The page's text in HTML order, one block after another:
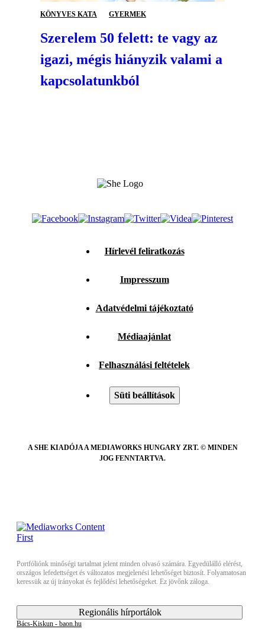
KÖNYVES KATA GYERMEK
Szerelem 50 felett: te vagy az
igazi, mégis hiányzik valami a
kapcsolatunkból
Hírlevél feliratkozás
Impresszum
Adatvédelmi tájékoztató
Médiaajánlat
Felhasználási feltételek
Süti beállítások
A SHE KIADÓJA A MEDIAWORKS HUNGARY ZRT. © MINDEN
JOG FENNTARTVA.
Portfóliónk minőségi tartalmat jelent minden olvasó számára. Egyedülálló elérést,
országos lefedettséget és változatos megjelenési lehetőséget biztosít. Folyamatosan
keressük az új irányokat és fejlődési lehetőségeket. Ez jövőnk záloga.
Regionális hírportálok
Bács-Kiskun - baon.hu